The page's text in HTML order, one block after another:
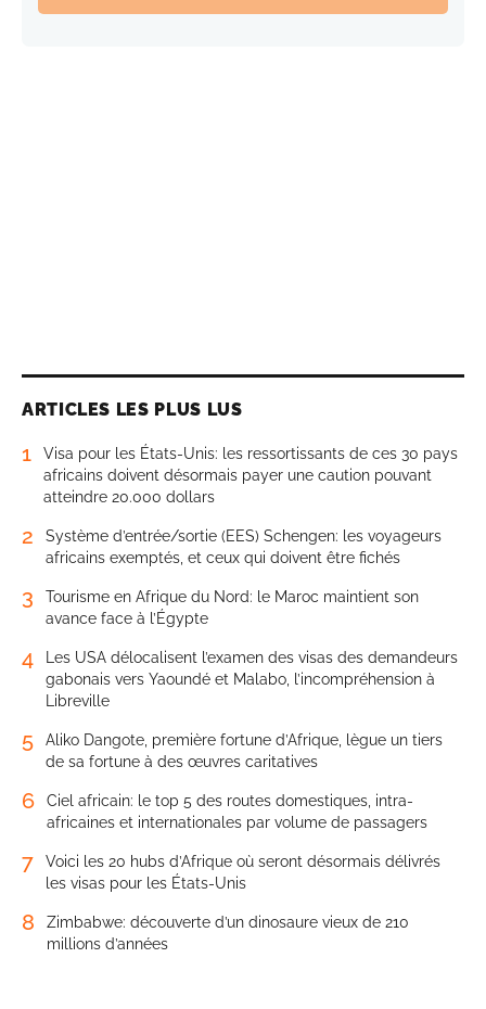
ARTICLES LES PLUS LUS
1
Visa pour les États-Unis: les ressortissants de ces 30 pays
africains doivent désormais payer une caution pouvant
atteindre 20.000 dollars
2
Système d’entrée/sortie (EES) Schengen: les voyageurs
africains exemptés, et ceux qui doivent être fichés
3
Tourisme en Afrique du Nord: le Maroc maintient son
avance face à l’Égypte
4
Les USA délocalisent l’examen des visas des demandeurs
gabonais vers Yaoundé et Malabo, l’incompréhension à
Libreville
5
Aliko Dangote, première fortune d’Afrique, lègue un tiers
de sa fortune à des œuvres caritatives
6
Ciel africain: le top 5 des routes domestiques, intra-
africaines et internationales par volume de passagers
7
Voici les 20 hubs d’Afrique où seront désormais délivrés
les visas pour les États-Unis
8
Zimbabwe: découverte d’un dinosaure vieux de 210
millions d’années